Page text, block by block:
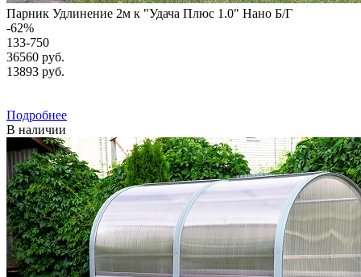
Парник Удлинение 2м к "Удача Плюс 1.0" Нано Б/Г
-62%
133-750
36560 руб.
13893 руб.
Подробнее
В наличии